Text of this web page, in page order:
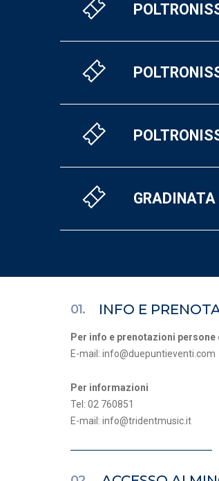
GRADINATA
01. INFO E
Per info e prenotazioni
E-mail: info@duepuntieventi.com
Per informazioni
Tel: 02 760851
E-mail: info@tridentmusic.it